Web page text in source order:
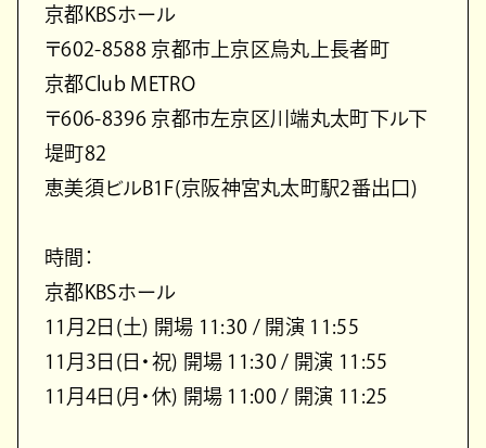
京都KBSホール
〒602-8588 京都市上京区烏丸上長者町
京都Club METRO
〒606-8396 京都市左京区川端丸太町下ル下
堤町82
恵美須ビルB1F(京阪神宮丸太町駅2番出口)
時間：
京都KBSホール
11月2日(土) 開場 11:30 / 開演 11:55
11月3日(日・祝) 開場 11:30 / 開演 11:55
11月4日(月・休) 開場 11:00 / 開演 11:25